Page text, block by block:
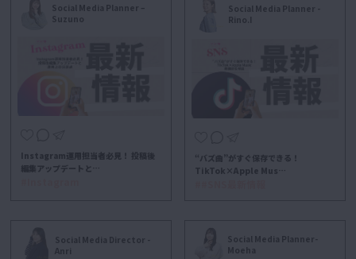
Social Media Planner –
Suzuno
Instagram運用担当者必見！ 投稿後
編集アップデートと…
Social Media Planner -
Rino.I
“バズ曲”がすぐ保存できる！
TikTok×Apple Mus…
Social Media Director -
Anri
Social Media Planner-
Moeha